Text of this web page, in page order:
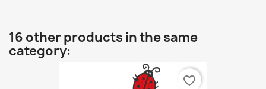
16 other products in the same
category:
favorite_border